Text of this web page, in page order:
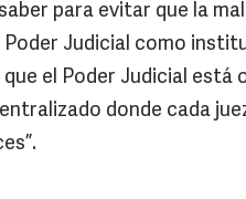
para evitar que la
Judicial como
el Poder Judicial está
donde cada